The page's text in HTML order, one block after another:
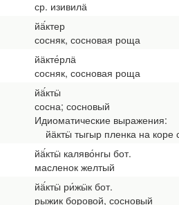
ср. изивилӓ
йӓ́ктер
сосняк, сосновая роща
йӓкте́рлӓ
сосняк, сосновая роща
йӓ́ктӹ
сосна; сосновый
Идиоматические выражения:
йӓктӹ тыгыр пленка на коре
йӓ́ктӹ каляво́нгы бот.
масленок желтый
йӓ́ктӹ ри́жӹк бот.
рыжик боровой, сосновый